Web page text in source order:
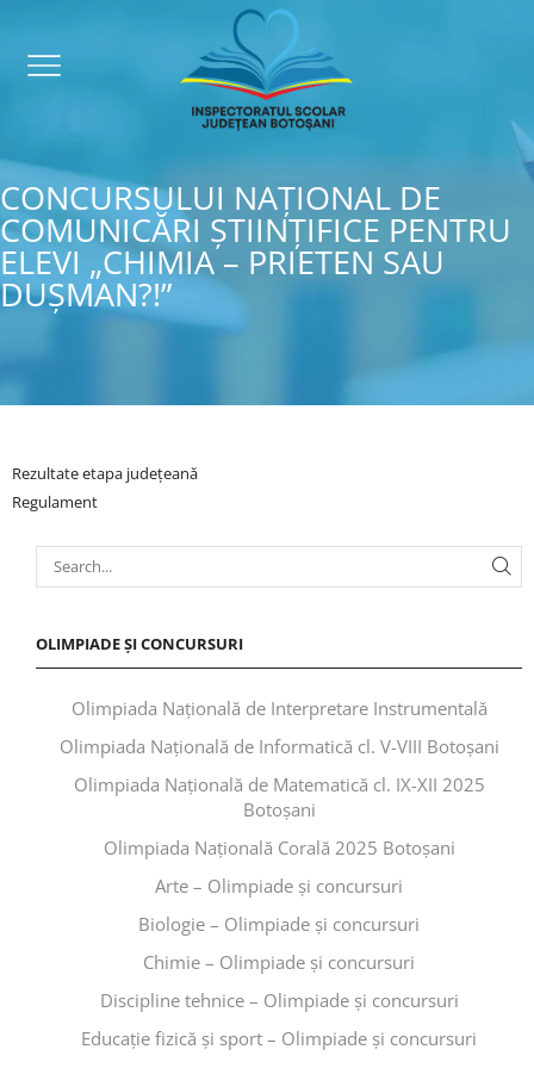
CONCURSULUI NAŢIONAL DE
COMUNICĂRI ŞTIINŢIFICE PENTRU
ELEVI „CHIMIA – PRIETEN SAU
DUȘMAN?!”
Rezultate etapa județeană
Regulament
OLIMPIADE ȘI CONCURSURI
Olimpiada Națională de Interpretare Instrumentală
Olimpiada Națională de Informatică cl. V-VIII Botoșani
Olimpiada Națională de Matematică cl. IX-XII 2025
Botoșani
Olimpiada Națională Corală 2025 Botoșani
Arte – Olimpiade și concursuri
Biologie – Olimpiade și concursuri
Chimie – Olimpiade și concursuri
Discipline tehnice – Olimpiade și concursuri
Educaţie fizică şi sport – Olimpiade și concursuri